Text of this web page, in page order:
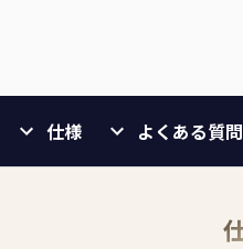
仕様 よくある質問